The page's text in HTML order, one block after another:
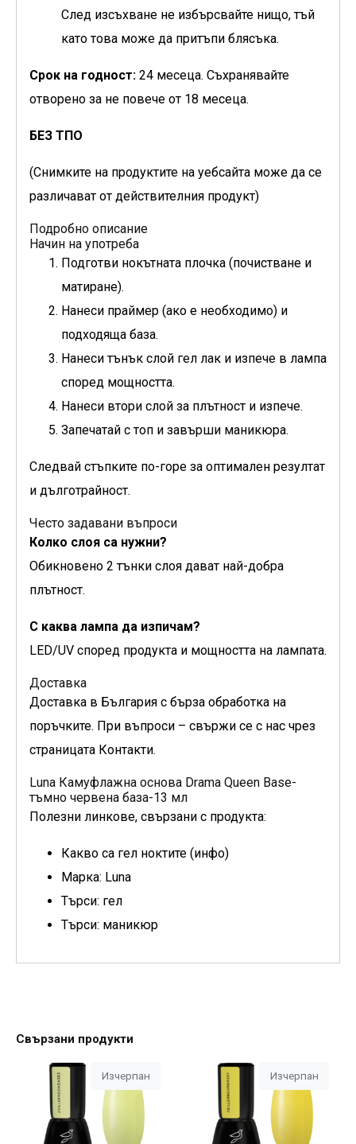
След изсъхване не избърсвайте нищо, тъй
като това може да притъпи блясъка.
Срок на годност: 24 месеца. Съхранявайте
отворено за не повече от 18 месеца.
БЕЗ ТПО
(Снимките на продуктите на уебсайта може да се
различават от действителния продукт)
Подробно описание
Начин на употреба
Подготви нокътната плочка (почистване и
матиране).
Нанеси праймер (ако е необходимо) и
подходяща база.
Нанеси тънък слой гел лак и изпече в лампа
според мощността.
Нанеси втори слой за плътност и изпече.
Запечатай с топ и завърши маникюра.
Следвай стъпките по-горе за оптимален резултат
и дълготрайност.
Често задавани въпроси
Колко слоя са нужни?
Обикновено 2 тънки слоя дават най-добра
плътност.
С каква лампа да изпичам?
LED/UV според продукта и мощността на лампата.
Доставка
Доставка в България с бърза обработка на
поръчките. При въпроси – свържи се с нас чрез
страницата Контакти.
Luna Камуфлажна основа Drama Queen Base-
тъмно червена база-13 мл
Полезни линкове, свързани с продукта:
Какво са гел ноктите (инфо)
Марка: Luna
Търси: гел
Търси: маникюр
Свързани продукти
Изчерпан Изчерпан